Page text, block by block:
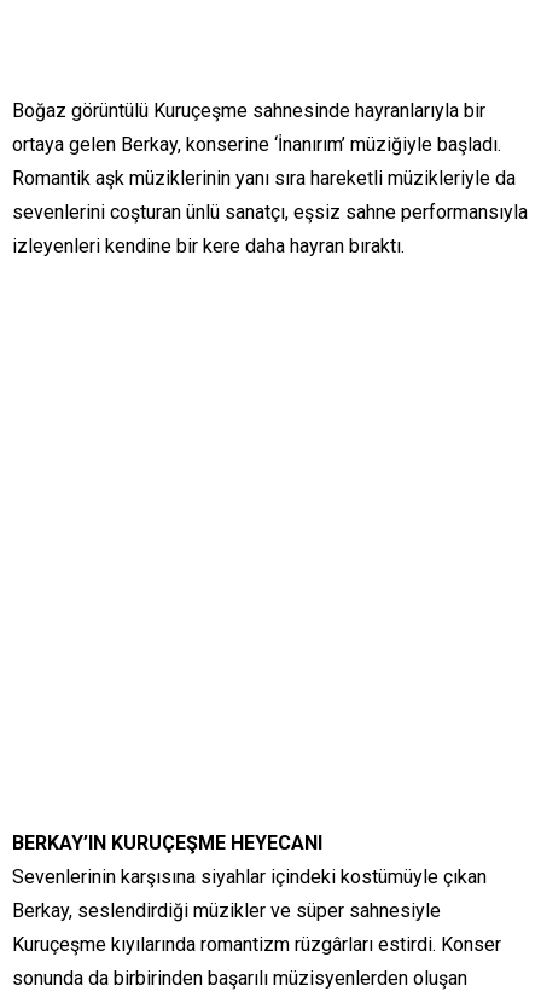
Boğaz görüntülü Kuruçeşme sahnesinde hayranlarıyla bir
ortaya gelen Berkay, konserine ‘İnanırım’ müziğiyle başladı.
Romantik aşk müziklerinin yanı sıra hareketli müzikleriyle da
sevenlerini coşturan ünlü sanatçı, eşsiz sahne performansıyla
izleyenleri kendine bir kere daha hayran bıraktı.
BERKAY’IN KURUÇEŞME HEYECANI
Sevenlerinin karşısına siyahlar içindeki kostümüyle çıkan
Berkay, seslendirdiği müzikler ve süper sahnesiyle
Kuruçeşme kıyılarında romantizm rüzgârları estirdi. Konser
sonunda da birbirinden başarılı müzisyenlerden oluşan